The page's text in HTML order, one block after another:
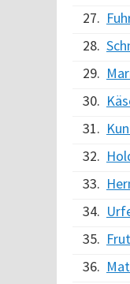
27.
28.
29.
30.
31.
32.
33.
34.
35.
36.